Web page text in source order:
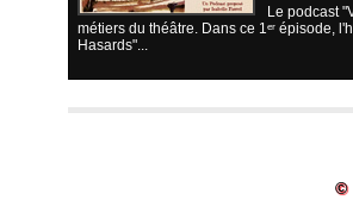
Le podcast
métiers du théâtre. Dans ce 1ᵉʳ épisode,
Hasards"...
©